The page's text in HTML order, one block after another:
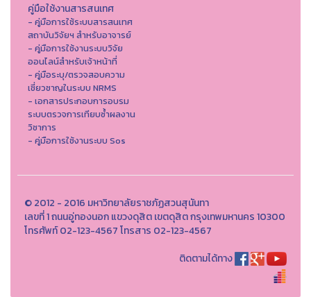
คู่มือใช้งานสารสนเทศ
- คู่มือการใช้ระบบสารสนเทศ
สถาบันวิจัยฯ สำหรับอาจารย์
- คู่มือการใช้งานระบบวิจัย
ออนไลน์สำหรับเจ้าหน้าที่
- คู่มือระบุ/ตรวจสอบความ
เชี่ยวชาญในระบบ NRMS
- เอกสารประกอบการอบรม
ระบบตรวจการเทียบซ้ำผลงาน
วิชาการ
- คู่มือการใช้งานระบบ Sos
© 2012 - 2016 มหาวิทยาลัยราชภัฏสวนสุนันทา
เลขที่ 1 ถนนอู่ทองนอก แขวงดุสิต เขตดุสิต กรุงเทพมหานคร 10300
โทรศัพท์ 02-123-4567 โทรสาร 02-123-4567
ติดตามได้ทาง